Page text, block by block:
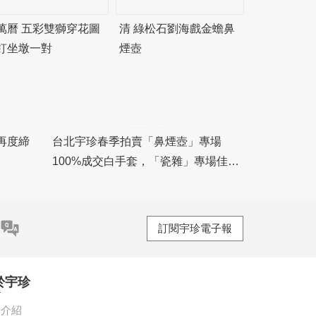
曆 五彩雙獅穿花圖
坐墩一對
清 綠松石劉海戲金蟾鼻
煙壺
度締
台北宇珍春季拍賣「鼻煙壺」專場
100%成交白手套，「瓷雜」專場佳績
訂閱宇珍電子報
宇珍
紹